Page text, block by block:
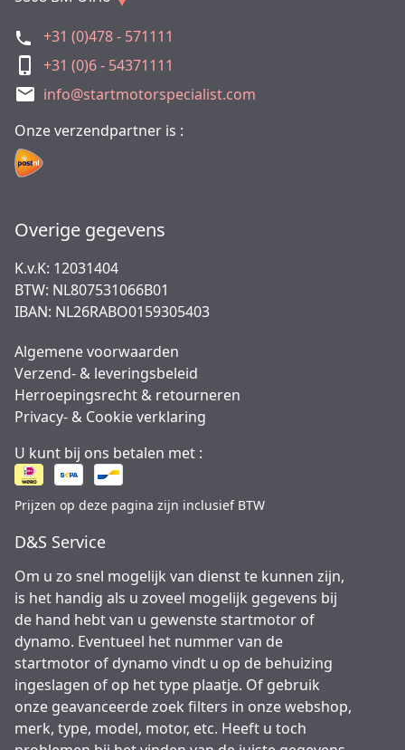
+31 (0)478 - 571111
+31 (0)6 - 54371111
info@startmotorspecialist.com
Onze verzendpartner is :
Overige gegevens
K.v.K: 12031404
BTW: NL807531066B01
IBAN: NL26RABO0159305403
Algemene voorwaarden
Verzend- & leveringsbeleid
Herroepingsrecht & retourneren
Privacy- & Cookie verklaring
U kunt bij ons betalen met :
Prijzen op deze pagina zijn inclusief BTW
D&S Service
Om u zo snel mogelijk van dienst te kunnen zijn,
is het handig als u zoveel mogelijk gegevens bij
de hand hebt van u gewenste startmotor of
dynamo. Eventueel het nummer van de
startmotor of dynamo vindt u op de behuizing
ingeslagen of op het type plaatje. Of gebruik
onze geavanceerde zoek filters in onze webshop,
merk, type, model, motor, etc. Heeft u toch